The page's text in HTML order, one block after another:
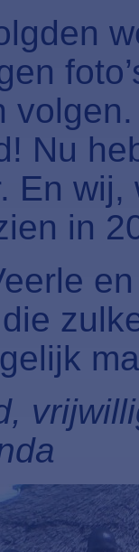
Nu
En
in